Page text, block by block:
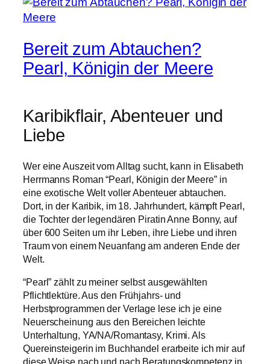
Bereit zum Abtauchen?
Pearl, Königin der Meere
Karibikflair, Abenteuer und
Liebe
Wer eine Auszeit vom Alltag sucht, kann in Elisabeth
Herrmanns Roman “Pearl, Königin der Meere” in
eine exotische Welt voller Abenteuer abtauchen.
Dort, in der Karibik, im 18. Jahrhundert, kämpft Pearl,
die Tochter der legendären Piratin Anne Bonny, auf
über 600 Seiten um ihr Leben, ihre Liebe und ihren
Traum von einem Neuanfang am anderen Ende der
Welt.
“Pearl” zählt zu meiner selbst ausgewählten
Pflichtlektüre. Aus den Frühjahrs- und
Herbstprogrammen der Verlage lese ich je eine
Neuerscheinung aus den Bereichen leichte
Unterhaltung, YA/NA/Romantasy, Krimi. Als
Quereinsteigerin im Buchhandel erarbeite ich mir auf
diese Weise nach und nach Beratungskompetenz in